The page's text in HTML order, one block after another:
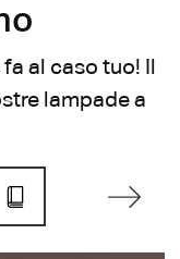
al caso tuo! Il
lampade a